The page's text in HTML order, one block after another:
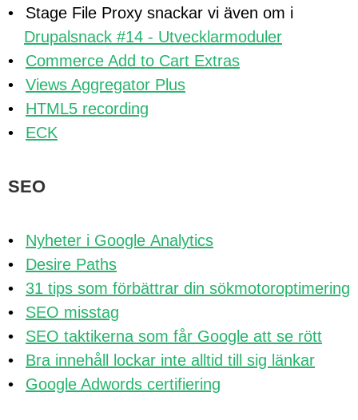
Stage File Proxy snackar vi även om i
Drupalsnack #14 - Utvecklarmoduler
Commerce Add to Cart Extras
Views Aggregator Plus
HTML5 recording
ECK
SEO
Nyheter i Google Analytics
Desire Paths
31 tips som förbättrar din sökmotoroptimering
SEO misstag
SEO taktikerna som får Google att se rött
Bra innehåll lockar inte alltid till sig länkar
Google Adwords certifiering